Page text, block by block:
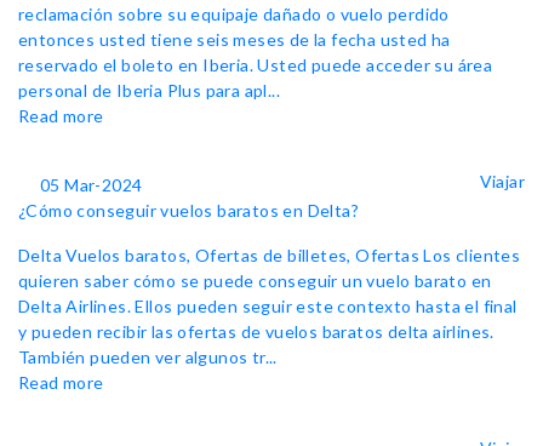
reclamación sobre su equipaje dañado o vuelo perdido
entonces usted tiene seis meses de la fecha usted ha
reservado el boleto en Iberia. Usted puede acceder su área
personal de Iberia Plus para apl...
Read more
05 Mar-2024
Viajar
¿Cómo conseguir vuelos baratos en Delta?
Delta Vuelos baratos, Ofertas de billetes, Ofertas Los clientes
quieren saber cómo se puede conseguir un vuelo barato en
Delta Airlines. Ellos pueden seguir este contexto hasta el final
y pueden recibir las ofertas de vuelos baratos delta airlines.
También pueden ver algunos tr...
Read more